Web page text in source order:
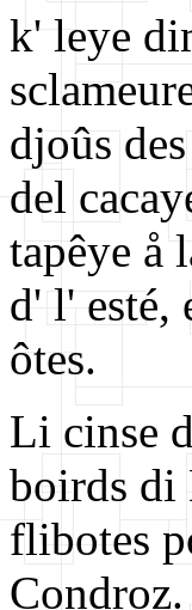
k' leye
djoûs
del
tapêye å
d' l' esté,
ôtes.
Li cinse
boirds di
flibotes
Condroz.